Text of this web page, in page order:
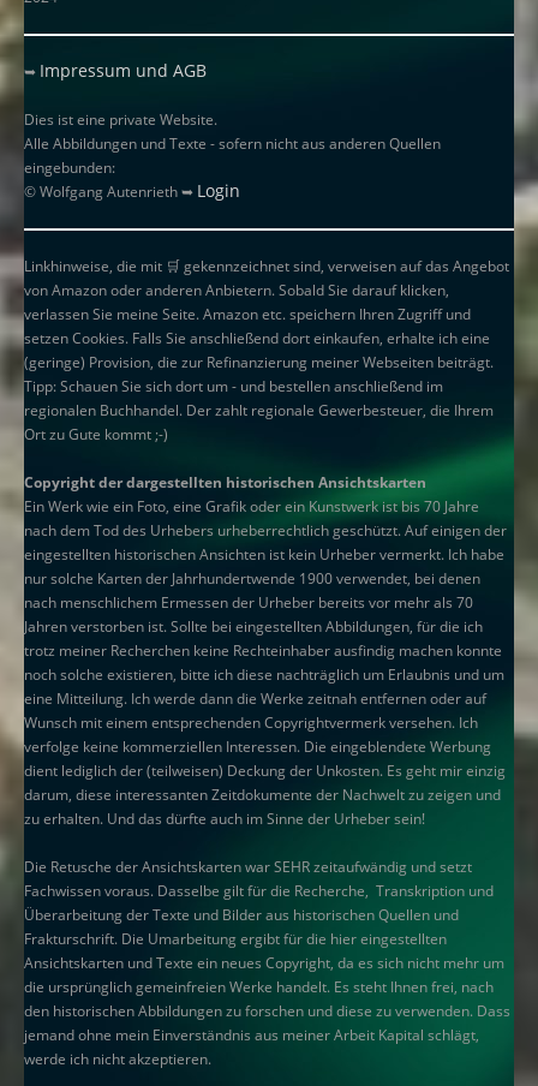
➥ Impressum und AGB
Dies ist eine private Website.
Alle Abbildungen und Texte - sofern nicht aus anderen Quellen
eingebunden:
© Wolfgang Autenrieth ➥ Login
Linkhinweise, die mit 🛒gekennzeichnet sind, verweisen auf das Angebot
von Amazon oder anderen Anbietern. Sobald Sie darauf klicken,
verlassen Sie meine Seite. Amazon etc. speichern Ihren Zugriff und
setzen Cookies. Falls Sie anschließend dort einkaufen, erhalte ich eine
(geringe) Provision, die zur Refinanzierung meiner Webseiten beiträgt.
Tipp: Schauen Sie sich dort um - und bestellen anschließend im
regionalen Buchhandel. Der zahlt regionale Gewerbesteuer, die Ihrem
Ort zu Gute kommt ;-)
Copyright der dargestellten historischen Ansichtskarten
Ein Werk wie ein Foto, eine Grafik oder ein Kunstwerk ist bis 70 Jahre
nach dem Tod des Urhebers urheberrechtlich geschützt. Auf einigen der
eingestellten historischen Ansichten ist kein Urheber vermerkt. Ich habe
nur solche Karten der Jahrhundertwende 1900 verwendet, bei denen
nach menschlichem Ermessen der Urheber bereits vor mehr als 70
Jahren verstorben ist. Sollte bei eingestellten Abbildungen, für die ich
trotz meiner Recherchen keine Rechteinhaber ausfindig machen konnte
noch solche existieren, bitte ich diese nachträglich um Erlaubnis und um
eine Mitteilung. Ich werde dann die Werke zeitnah entfernen oder auf
Wunsch mit einem entsprechenden Copyrightvermerk versehen. Ich
verfolge keine kommerziellen Interessen. Die eingeblendete Werbung
dient lediglich der (teilweisen) Deckung der Unkosten. Es geht mir einzig
darum, diese interessanten Zeitdokumente der Nachwelt zu zeigen und
zu erhalten. Und das dürfte auch im Sinne der Urheber sein!
Die Retusche der Ansichtskarten war SEHR zeitaufwändig und setzt
Fachwissen voraus. Dasselbe gilt für die Recherche, Transkription und
Überarbeitung der Texte und Bilder aus historischen Quellen und
Frakturschrift. Die Umarbeitung ergibt für die hier eingestellten
Ansichtskarten und Texte ein neues Copyright, da es sich nicht mehr um
die ursprünglich gemeinfreien Werke handelt. Es steht Ihnen frei, nach
den historischen Abbildungen zu forschen und diese zu verwenden. Dass
jemand ohne mein Einverständnis aus meiner Arbeit Kapital schlägt,
werde ich nicht akzeptieren.